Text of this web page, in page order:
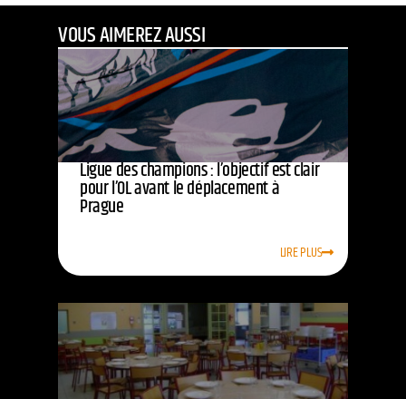
VOUS AIMEREZ AUSSI
Ligue des champions : l’objectif est clair
pour l’OL avant le déplacement à
Prague
LIRE PLUS